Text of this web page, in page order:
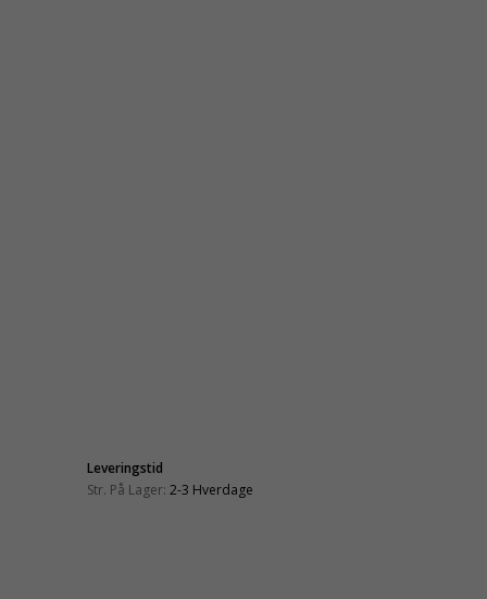
Leveringstid
Str. På Lager: 2-3 Hverdage